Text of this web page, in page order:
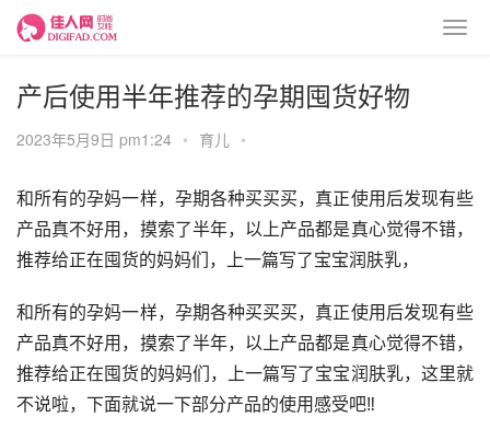
产后使用半年推荐的孕期囤货好物
2023年5月9日 pm1:24 • 育儿 •
和所有的孕妈一样，孕期各种买买买，真正使用后发现有些
产品真不好用，摸索了半年，以上产品都是真心觉得不错，
推荐给正在囤货的妈妈们，上一篇写了宝宝润肤乳，
和所有的孕妈一样，孕期各种买买买，真正使用后发现有些
产品真不好用，摸索了半年，以上产品都是真心觉得不错，
推荐给正在囤货的妈妈们，上一篇写了宝宝润肤乳，这里就
不说啦，下面就说一下部分产品的使用感受吧‼